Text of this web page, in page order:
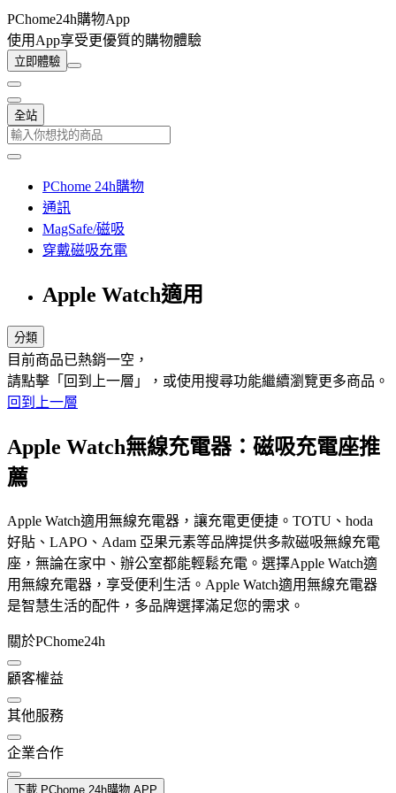
PChome24h購物App
使用App享受更優質的購物體驗
立即體驗
全站
PChome 24h購物
通訊
MagSafe/磁吸
穿戴磁吸充電
Apple Watch適用
分類
目前商品已熱銷一空，
請點擊「回到上一層」，或使用搜尋功能繼續瀏覽更多商品。
回到上一層
Apple Watch無線充電器：磁吸充電座推
薦
Apple Watch適用無線充電器，讓充電更便捷。TOTU、hoda
好貼、LAPO、Adam 亞果元素等品牌提供多款磁吸無線充電
座，無論在家中、辦公室都能輕鬆充電。選擇Apple Watch適
用無線充電器，享受便利生活。Apple Watch適用無線充電器
是智慧生活的配件，多品牌選擇滿足您的需求。
關於PChome24h
顧客權益
其他服務
企業合作
下載 PChome 24h購物 APP